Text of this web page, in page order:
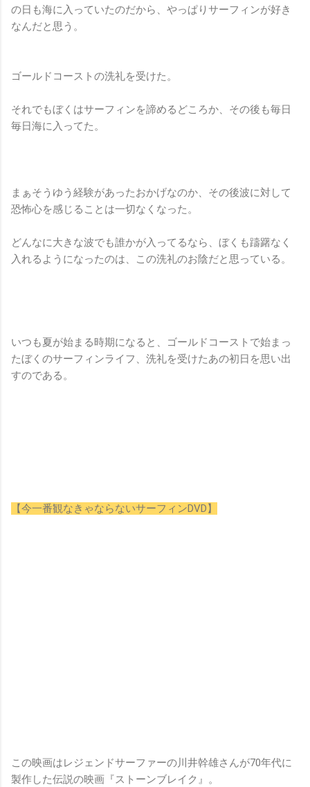
の日も海に入っていたのだから、やっぱりサーフィンが好き
なんだと思う。
ゴールドコーストの洗礼を受けた。
それでもぼくはサーフィンを諦めるどころか、その後も毎日
毎日海に入ってた。
まぁそうゆう経験があったおかげなのか、その後波に対して
恐怖心を感じることは一切なくなった。
どんなに大きな波でも誰かが入ってるなら、ぼくも躊躇なく
入れるようになったのは、この洗礼のお陰だと思っている。
いつも夏が始まる時期になると、ゴールドコーストで始まっ
たぼくのサーフィンライフ、洗礼を受けたあの初日を思い出
すのである。
【今一番観なきゃならないサーフィンDVD】
この映画はレジェンドサーファーの川井幹雄さんが70年代に
製作した伝説の映画『ストーンブレイク』。